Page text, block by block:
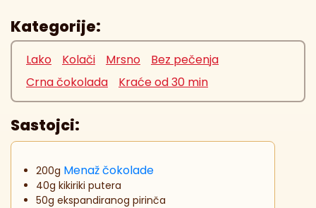
Kategorije:
Lako Kolači Mrsno
Bez pečenja
Crna čokolada
Kraće od 30 min
Sastojci:
200g Menaž čokolade
40g kikiriki putera
50g ekspandiranog pirinča